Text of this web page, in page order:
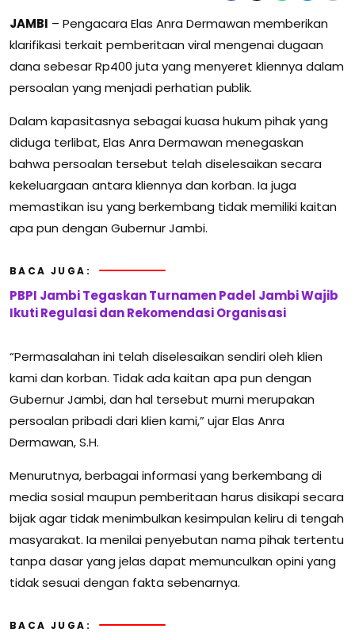
JAMBI – Pengacara Elas Anra Dermawan memberikan
klarifikasi terkait pemberitaan viral mengenai dugaan
dana sebesar Rp400 juta yang menyeret kliennya dalam
persoalan yang menjadi perhatian publik.
Dalam kapasitasnya sebagai kuasa hukum pihak yang
diduga terlibat, Elas Anra Dermawan menegaskan
bahwa persoalan tersebut telah diselesaikan secara
kekeluargaan antara kliennya dan korban. Ia juga
memastikan isu yang berkembang tidak memiliki kaitan
apa pun dengan Gubernur Jambi.
BACA JUGA:
PBPI Jambi Tegaskan Turnamen Padel Jambi Wajib
Ikuti Regulasi dan Rekomendasi Organisasi
“Permasalahan ini telah diselesaikan sendiri oleh klien
kami dan korban. Tidak ada kaitan apa pun dengan
Gubernur Jambi, dan hal tersebut murni merupakan
persoalan pribadi dari klien kami,” ujar Elas Anra
Dermawan, S.H.
Menurutnya, berbagai informasi yang berkembang di
media sosial maupun pemberitaan harus disikapi secara
bijak agar tidak menimbulkan kesimpulan keliru di tengah
masyarakat. Ia menilai penyebutan nama pihak tertentu
tanpa dasar yang jelas dapat memunculkan opini yang
tidak sesuai dengan fakta sebenarnya.
BACA JUGA: